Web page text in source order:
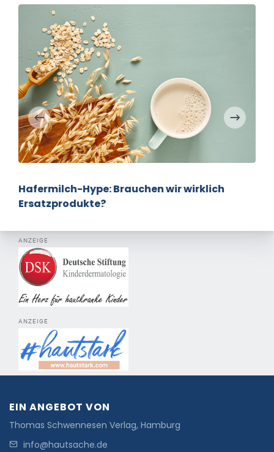
Hafermilch-Hype: Brauchen wir wirklich
Ersatzprodukte?
ANZEIGE
ANZEIGE
EIN ANGEBOT VON
Thomas Schwennesen Verlag, Hamburg
info@hautsache.de